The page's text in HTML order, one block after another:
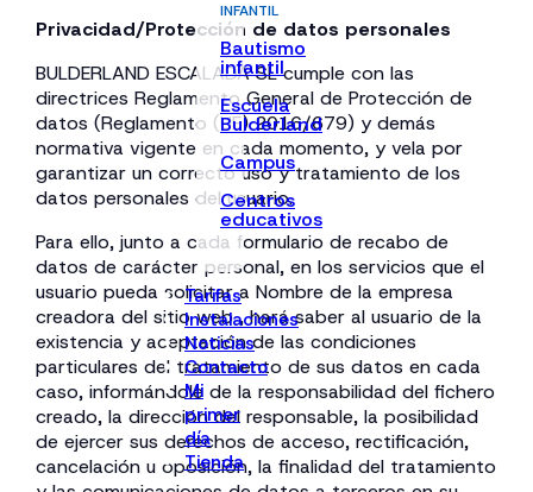
INFANTIL
Bautismo
infantil
Escuela
Bulderland
Campus
Centros
educativos
Tarifas
Instalaciones
Noticias
Contacto
Mi
primer
día
Tienda
Privacidad/Protección de datos personales
BULDERLAND ESCALADA SL cumple con las
directrices Reglamento General de Protección de
datos (Reglamento (UE) 2016/679) y demás
normativa vigente en cada momento, y vela por
garantizar un correcto uso y tratamiento de los
datos personales del usuario.
Para ello, junto a cada formulario de recabo de
datos de carácter personal, en los servicios que el
usuario pueda solicitar a Nombre de la empresa
creadora del sitio web , hará saber al usuario de la
existencia y aceptación de las condiciones
particulares del tratamiento de sus datos en cada
caso, informándole de la responsabilidad del fichero
creado, la dirección del responsable, la posibilidad
de ejercer sus derechos de acceso, rectificación,
cancelación u oposición, la finalidad del tratamiento